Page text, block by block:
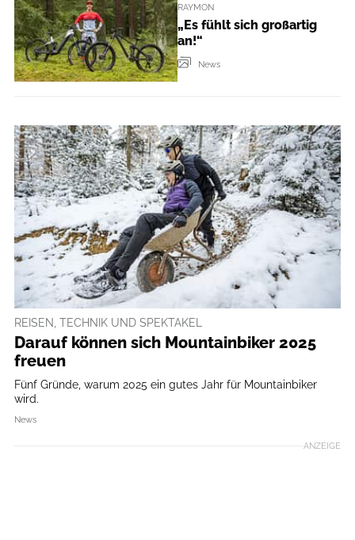
RAYMON
„Es fühlt sich großartig
an!“
News
REISEN, TECHNIK UND SPEKTAKEL
Darauf können sich Mountainbiker 2025
freuen
Fünf Gründe, warum 2025 ein gutes Jahr für Mountainbiker
wird.
News
ANZEIGE